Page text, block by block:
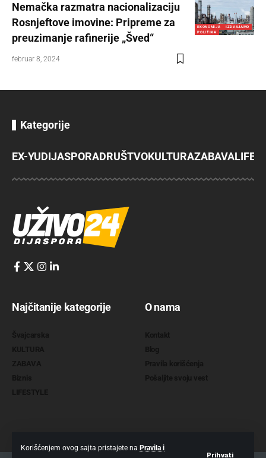
Korišćenjem ovog sajta pristajete na Pravila i
Prihvati
EKONOMIJA
IZDVAJAMO
POLITIKA
Nemačka razmatra nacionalizaciju
Rosnjeftove imovine: Pripreme za
preuzimanje rafinerije „Šved“
februar 8, 2024
Kategorije
EX-YUDIJASPORADRUŠTVOKULTURAZABAVA
Najčitanije kategorije O nama